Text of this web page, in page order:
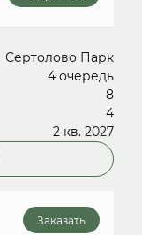
Сертолово Парк
4 очередь
8
4
2 кв. 2027
Заказать